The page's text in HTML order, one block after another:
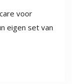
voor
eigen set van